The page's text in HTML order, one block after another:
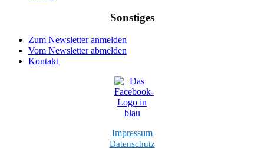
Sonstiges
Zum Newsletter anmelden
Vom Newsletter abmelden
Kontakt
Impressum
Datenschutz